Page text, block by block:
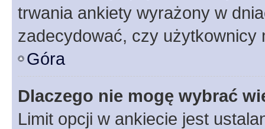
trwania ankiety wyrażony w
zadecydować, czy użytkownicy
Góra
Dlaczego nie mogę wybrać
Limit opcji w ankiecie jest